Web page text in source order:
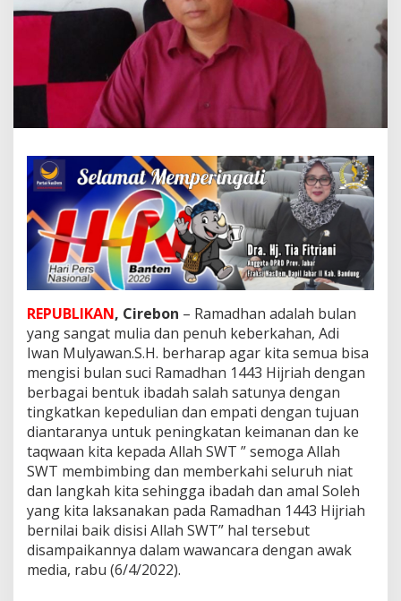
a
n
T
n
g
k
a
k
a
n
K
e
m
a
n
n
,
B
a
n
u
l
h
M
e
r
e
k
a
Y
REPUBLIKAN, Cirebon – Ramadhan adalah bulan
yang sangat mulia dan penuh keberkahan, Adi
Iwan Mulyawan.S.H. berharap agar kita semua bisa
mengisi bulan suci Ramadhan 1443 Hijriah dengan
berbagai bentuk ibadah salah satunya dengan
tingkatkan kepedulian dan empati dengan tujuan
diantaranya untuk peningkatan keimanan dan ke
taqwaan kita kepada Allah SWT ” semoga Allah
SWT membimbing dan memberkahi seluruh niat
dan langkah kita sehingga ibadah dan amal Soleh
yang kita laksanakan pada Ramadhan 1443 Hijriah
bernilai baik disisi Allah SWT” hal tersebut
disampaikannya dalam wawancara dengan awak
media, rabu (6/4/2022).